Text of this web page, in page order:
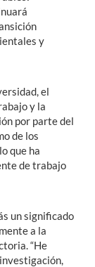
y
el
y la
por parte del
de los
que ha
de trabajo
un significado
a la
“He